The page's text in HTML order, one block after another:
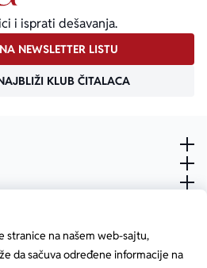
stranice na našem web-sajtu,
da sačuva određene informacije na
i isprati dešavanja.
NEWSLETTER LISTU
KLUB ČITALACA